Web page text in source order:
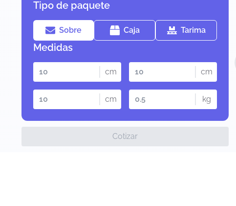
Tipo de paquete
Sobre Caja Tarima
Medidas
cm cm
cm kg
Cotizar